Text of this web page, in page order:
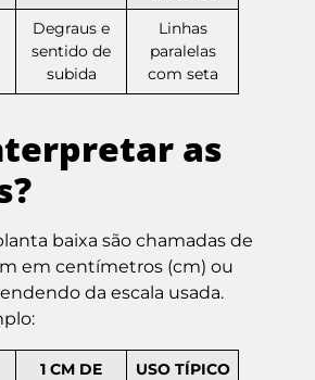
Degraus e
sentido de
subida
Linhas
paralelas
com seta
as
baixa são chamadas de
em centímetros (cm) ou
da escala usada.
1 CM DE
USO TÍPICO